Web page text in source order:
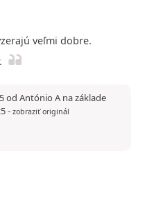
veľmi dobre.
od António A na základe
- zobraziť originál